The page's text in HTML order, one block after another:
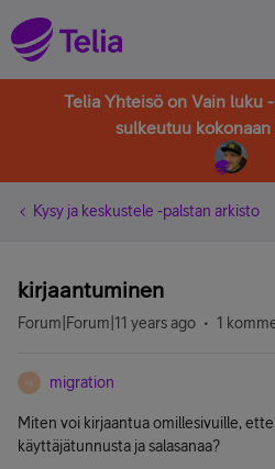
Telia Yhteisö on Vain luku
sulkeutuu kokonaan
Kysy ja keskustele -palstan arkisto
kirjaantuminen
Forum|Forum|11 years ago 1
M migration
Miten voi kirjaantua omillesivuille,
käyttäjätunnusta ja salasanaa?